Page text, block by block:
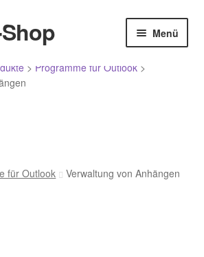
Menü
> Programme für Outlook>
für Outlook Verwaltung von Anhängen